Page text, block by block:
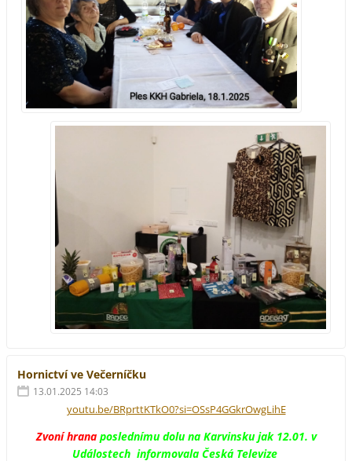
Hornictví ve Večerníčku
13.01.2025 14:03
youtu.be/BRprttKTkO0?si=OSsP4GGkrOwgLihE
Zvoní hrana poslednímu dolu na Karvinsku jak 12.01. v
Událostech informovala Česká Televize